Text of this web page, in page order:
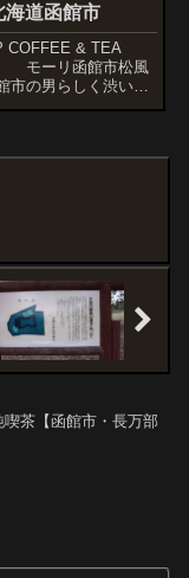
道函館市
COFFEE & TEA
モーリ函館市松風
市の男らしく渋い昭
ーリさん。昭和７年
たので閉店してまし
茶【函館市・長万部